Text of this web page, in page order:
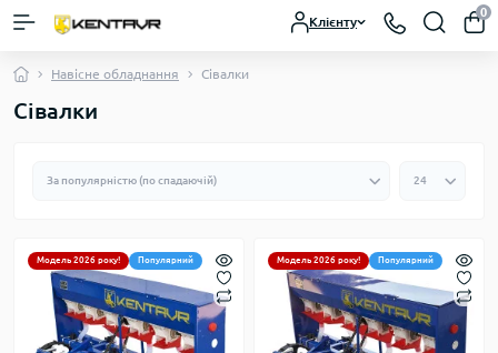
Клієнту
0
Навісне обладнання Сівалки
Сівалки
Модель 2026 року! Популярний Модель 2026 року! Популярний